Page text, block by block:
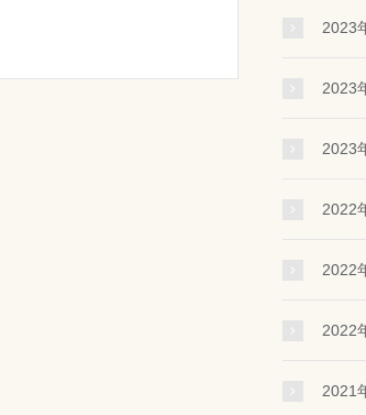
2023
2023
2023
2022
2022
2022
2021